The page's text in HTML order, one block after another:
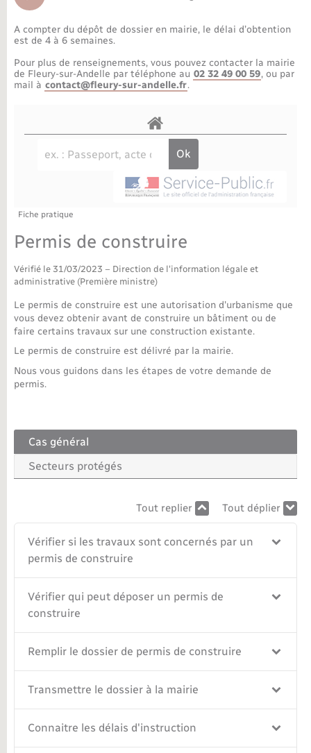
Parrainage civil
Recensement militaire
Petite enfance
Info jeunes
Associations
Bibliothèques
Tourisme
Nouvel habitant
Nouvelle activité
Organisation d’événement
Seniors
Transports
Bornes de recharge électrique
Voirie et espace public
Travaux - Autorisation d’occupation de l’espace
public
Publications
Agenda
La Communauté de communes
A compter du dépôt de dossier en mairie, le délai d’obtention
est de 4 à 6 semaines.
Pour plus de renseignements, vous pouvez contacter la mairie
de Fleury-sur-Andelle par téléphone au 02 32 49 00 59, ou par
mail à contact@fleury-sur-andelle.fr.
Fiche pratique
Permis de construire
Vérifié le 31/03/2023 – Direction de l'information légale et
administrative (Première ministre)
Le permis de construire est une autorisation d'urbanisme que
vous devez obtenir avant de construire un bâtiment ou de
faire certains travaux sur une construction existante.
Le permis de construire est délivré par la mairie.
Nous vous guidons dans les étapes de votre demande de
permis.
Cas général
Secteurs protégés
Tout replier Tout déplier
Vérifier si les travaux sont concernés par un
permis de construire
Vérifier qui peut déposer un permis de
construire
Remplir le dossier de permis de construire
Transmettre le dossier à la mairie
Connaitre les délais d'instruction